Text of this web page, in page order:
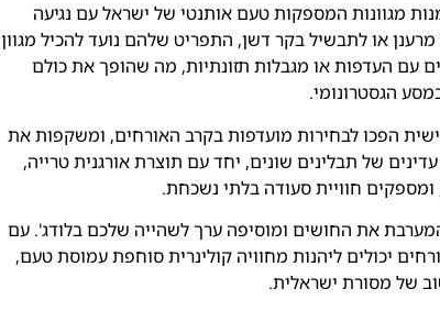
מגוונות המספקות טעם אותנטי של ישראל עם נגיעה
או לתבשיל בקר דשן, התפריט שלהם נועד להכיל מגוון
עם העדפות או מגבלות תזונתיות, מה שהופך את כולם
הגסטרונומי.
הפכו לבחירות מועדפות בקרב האורחים, ומשקפות את
של תבלינים שונים, יחד עם תוצרת אורגנית טרייה,
חוויית סעודה בלתי נשכחת.
את החושים ומוסיפה ערך לשהייה שלכם בלודג'. עם
יכולים ליהנות מחוויה קולינרית סוחפת עמוסת טעם,
של מסורת ישראלית.